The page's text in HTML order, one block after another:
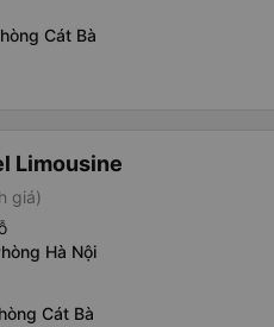
Cát Bà
Limousine
giá)
Hà Nội
Cát Bà